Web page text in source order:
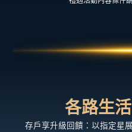
各路生
存戶享升級回饋：以指定星